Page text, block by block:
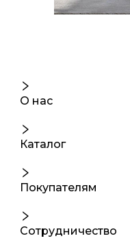
О нас
Каталог
Покупателям
Сотрудничество